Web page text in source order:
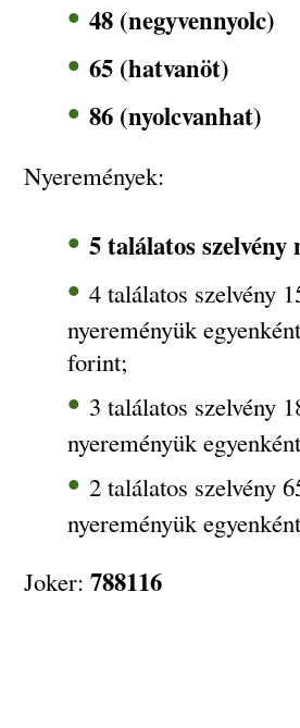
48 (negyvennyolc)
65 (hatvanöt)
86 (nyolcvanhat)
Nyeremények:
5 találatos szelvény
4 találatos szelvény
nyereményük
forint;
3 találatos szelvény
nyereményük
2 találatos szelvény
nyereményük
Joker:788116